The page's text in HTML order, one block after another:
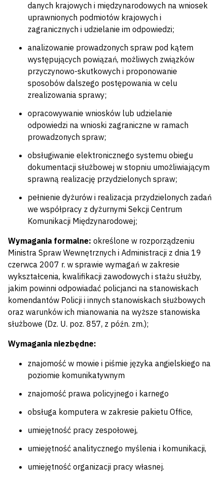
danych krajowych i międzynarodowych na wniosek
uprawnionych podmiotów krajowych i
zagranicznych i udzielanie im odpowiedzi;
analizowanie prowadzonych spraw pod kątem
występujących powiązań, możliwych związków
przyczynowo-skutkowych i proponowanie
sposobów dalszego postępowania w celu
zrealizowania sprawy;
opracowywanie wniosków lub udzielanie
odpowiedzi na wnioski zagraniczne w ramach
prowadzonych spraw;
obsługiwanie elektronicznego systemu obiegu
dokumentacji służbowej w stopniu umożliwiającym
sprawną realizację przydzielonych spraw;
pełnienie dyżurów i realizacja przydzielonych zadań
we współpracy z dyżurnymi Sekcji Centrum
Komunikacji Międzynarodowej;
Wymagania formalne: określone w rozporządzeniu
Ministra Spraw Wewnętrznych i Administracji z dnia 19
czerwca 2007 r. w sprawie wymagań w zakresie
wykształcenia, kwalifikacji zawodowych i stażu służby,
jakim powinni odpowiadać policjanci na stanowiskach
komendantów Policji i innych stanowiskach służbowych
oraz warunków ich mianowania na wyższe stanowiska
służbowe (Dz. U. poz. 857, z późn. zm.);
Wymagania niezbędne:
znajomość w mowie i piśmie języka angielskiego na
poziomie komunikatywnym
znajomość prawa policyjnego i karnego
obsługa komputera w zakresie pakietu Office,
umiejętność pracy zespołowej,
umiejętność analitycznego myślenia i komunikacji,
umiejętność organizacji pracy własnej.